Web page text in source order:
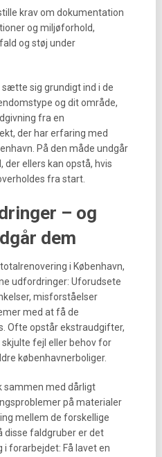
krav om dokumentation
og miljøforhold,
og støj under
sig grundigt ind i de
og dit område,
fra en
der har erfaring med
På den måde undgår
der ellers kan opstå, hvis
fra start.
– og
dem
i København,
udfordringer: Uforudsete
misforståelser
med at få de
Ofte opstår ekstraudgifter,
fejl eller behov for
københavnerboliger.
sammen med dårligt
på materialer
mellem de forskellige
disse faldgruber er det
forarbejdet: Få lavet en